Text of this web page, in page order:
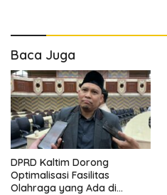
Baca Juga
DPRD Kaltim Dorong
Optimalisasi Fasilitas
Olahraga yang Ada di